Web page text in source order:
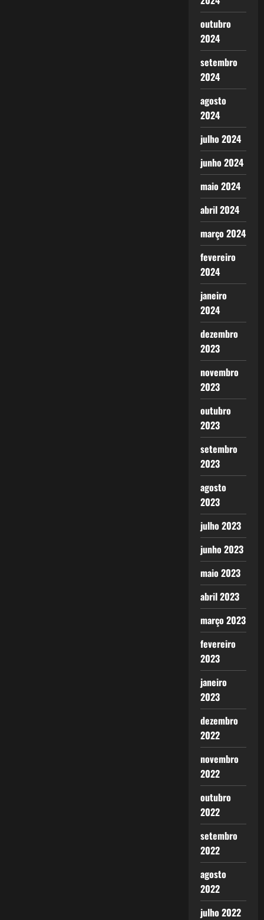
outubro
2024
setembro
2024
agosto
2024
julho 2024
junho 2024
maio 2024
abril 2024
março 2024
fevereiro
2024
janeiro
2024
dezembro
2023
novembro
2023
outubro
2023
setembro
2023
agosto
2023
julho 2023
junho 2023
maio 2023
abril 2023
março 2023
fevereiro
2023
janeiro
2023
dezembro
2022
novembro
2022
outubro
2022
setembro
2022
agosto
2022
julho 2022